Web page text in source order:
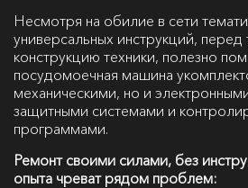
Несмотря на обилие в сети
универсальных инструкций, перед
конструкцию техники, полезно
посудомоечная машина
механическими, но и
защитными системами и
программами.
Ремонт своими силами, без
опыта чреват рядом проблем: